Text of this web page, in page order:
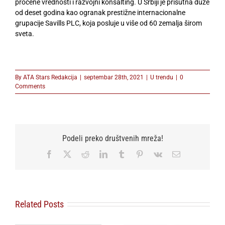
procene vrednosti i razvojni konsalting. U Srbiji je prisutna duže
od deset godina kao ogranak prestižne internacionalne
grupacije Savills PLC, koja posluje u više od 60 zemalja širom
sveta.
By ATA Stars Redakcija septembar 28th, 2021 U trendu
0
Comments
Podeli preko društvenih mreža!
Facebook RedditLinkedInTumblr Pinterest
Vk Email
Related Posts